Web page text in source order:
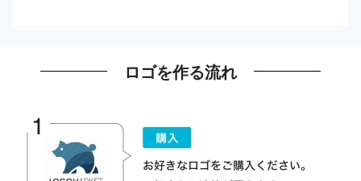
ロゴを作る流れ